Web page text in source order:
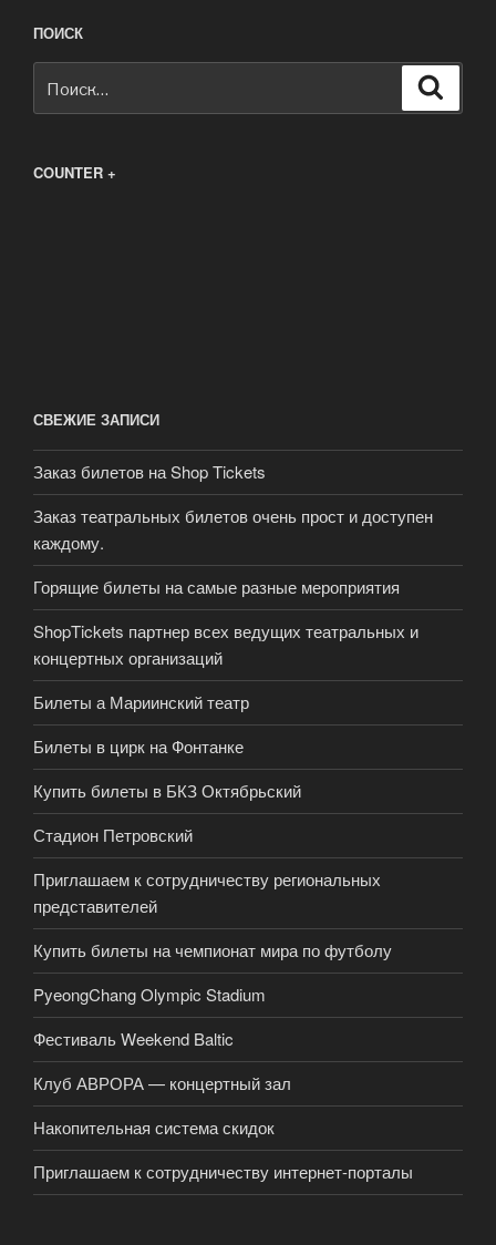
ПОИСК
COUNTER +
СВЕЖИЕ ЗАПИСИ
Заказ билетов на Shop Tickets
Заказ театральных билетов очень прост и доступен
каждому.
Горящие билеты на самые разные мероприятия
ShopTickets партнер всех ведущих театральных и
концертных организаций
Билеты а Мариинский театр
Билеты в цирк на Фонтанке
Купить билеты в БКЗ Октябрьский
Стадион Петровский
Приглашаем к сотрудничеству региональных
представителей
Купить билеты на чемпионат мира по футболу
PyeongChang Olympic Stadium
Фестиваль Weekend Baltic
Клуб АВРОРА — концертный зал
Накопительная система скидок
Приглашаем к сотрудничеству интернет-порталы